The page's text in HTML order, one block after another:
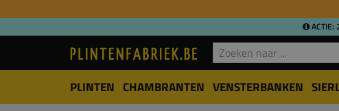
ACTIE:
PLINTEN CHAMBRANTEN VENSTERBANKEN